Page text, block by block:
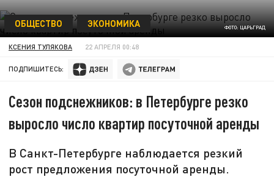
ФОТО: ЦАРЬГРАД
ОБЩЕСТВО ЭКОНОМИКА
КСЕНИЯ ТУЛЯКОВА 22 АПРЕЛЯ 00:48
ПОДПИШИТЕСЬ:
Сезон подснежников: в Петербурге резко
выросло число квартир посуточной аренды
В Санкт-Петербурге наблюдается резкий
рост предложения посуточной аренды.